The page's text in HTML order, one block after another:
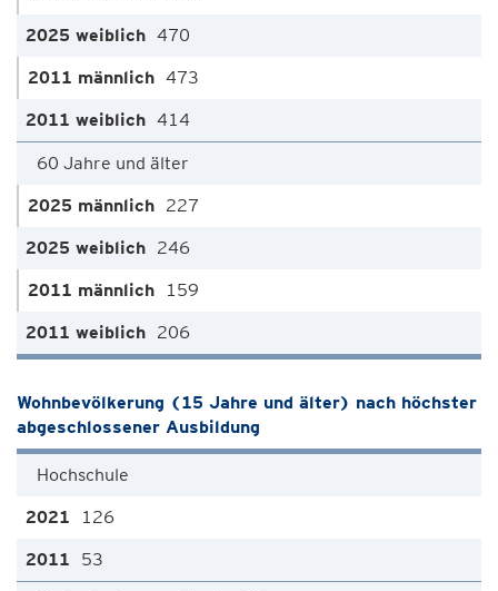
470
473
414
60 Jahre und älter
227
246
159
206
Wohnbevölkerung (15 Jahre und älter) nach höchster
abgeschlossener Ausbildung
Hochschule
126
53